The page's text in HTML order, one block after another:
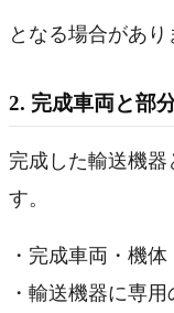
となる場合があり
2. 完成車両と部
完成した輸送機器
す。
・完成車両・機
・輸送機器に専